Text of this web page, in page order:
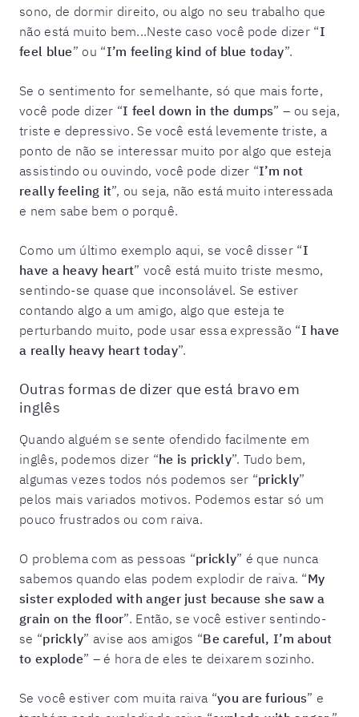
sono, de dormir direito, ou algo no seu trabalho que
não está muito bem...Neste caso você pode dizer “I
feel blue” ou “I’m feeling kind of blue today”.
Se o sentimento for semelhante, só que mais forte,
você pode dizer “I feel down in the dumps” – ou seja,
triste e depressivo. Se você está levemente triste, a
ponto de não se interessar muito por algo que esteja
assistindo ou ouvindo, você pode dizer “I’m not
really feeling it”, ou seja, não está muito interessada
e nem sabe bem o porquê.
Como um último exemplo aqui, se você disser “I
have a heavy heart” você está muito triste mesmo,
sentindo-se quase que inconsolável. Se estiver
contando algo a um amigo, algo que esteja te
perturbando muito, pode usar essa expressão “I have
a really heavy heart today”.
Outras formas de dizer que está bravo em
inglês
Quando alguém se sente ofendido facilmente em
inglês, podemos dizer “he is prickly”. Tudo bem,
algumas vezes todos nós podemos ser “prickly”
pelos mais variados motivos. Podemos estar só um
pouco frustrados ou com raiva.
O problema com as pessoas “prickly” é que nunca
sabemos quando elas podem explodir de raiva. “My
sister exploded with anger just because she saw a
grain on the floor”. Então, se você estiver sentindo-
se “prickly” avise aos amigos “Be careful, I’m about
to explode” – é hora de eles te deixarem sozinho.
Se você estiver com muita raiva “you are furious” e